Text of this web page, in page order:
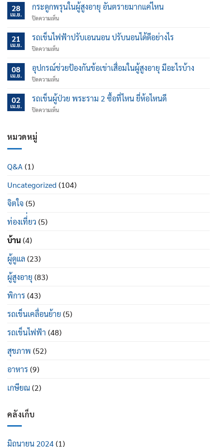
28
เม.ย.
กระดูกพรุนในผู้สูงอายุ อันตรายมากแค่ไหน
ปิดความเห็นบน
พรุน
ใน
ผู้
อายุ
มาก
ไหน
21
เม.ย.
รถเข็นไฟฟ้าปรับเอนนอน ปรับนอนได้ดีอย่างไร
ปิดความเห็นบน
เข็น
ไฟฟ้า
ปรับ
นอน
นอน
08
เม.ย.
อุปกรณ์ช่วยป้องกันข้อเข่าเสื่อมในผู้สูงอายุ มีอะไรบ้าง
ปิดความเห็นบน
ช่วย
ป้องกัน
ข้อ
บ้าง
02
เม.ย.
รถเข็นผู้ป่วย พระราม 2 ซื้อที่ไหน ยี่ห้อไหนดี
ปิดความเห็นบน
ยี่ห้อ
หมวดหมู่
Q&A (1)
Uncategorized (104)
จิตใจ (5)
ท่องเที่่ยว (5)
บ้าน(4)
ผู้ดูแล (23)
ผู้สูงอายุ (83)
พิการ (43)
รถเข็นเคลื่อนย้าย (5)
รถเข็นไฟฟ้า (48)
สุขภาพ (52)
อาหาร (9)
เกษียณ(2)
คลังเก็บ
มิถุนายน 2024(1)